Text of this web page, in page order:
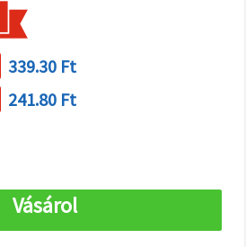
339.30 Ft
241.80 Ft
Vásárol